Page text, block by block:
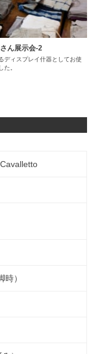
ん展示会-2
ディスプレイ什器としてお使
た。
）